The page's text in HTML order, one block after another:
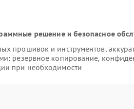
решение и безопасное
прошивок и инструментов,
резервное копирование,
при необходимости